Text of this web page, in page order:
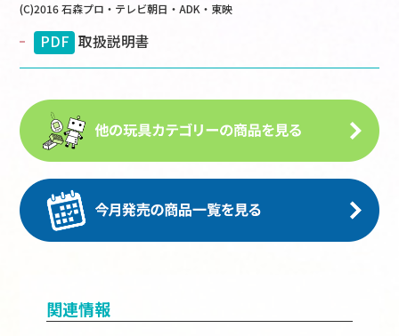
(C)2016 石森プロ・テレビ朝日・ADK・東映
PDF 取扱説明書
関連情報